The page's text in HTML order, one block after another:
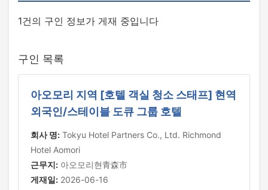
1건의 구인 정보가 게재 중입니다
구인 목록
아오모리 지역 [호텔 객실 청소 스태프] 현역
외국인/스테이블 도큐 그룹 호텔
회사 명: Tokyu Hotel Partners Co., Ltd. Richmond
Hotel Aomori
근무지: 아오모리현青森市
게재일: 2026-06-16